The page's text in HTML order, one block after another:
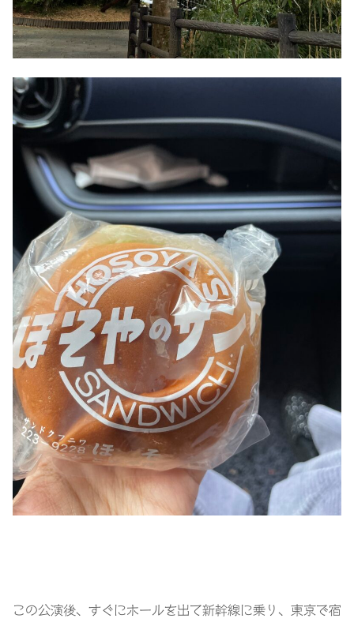
この公演後、すぐにホールを出て新幹線に乗り、東京で宿